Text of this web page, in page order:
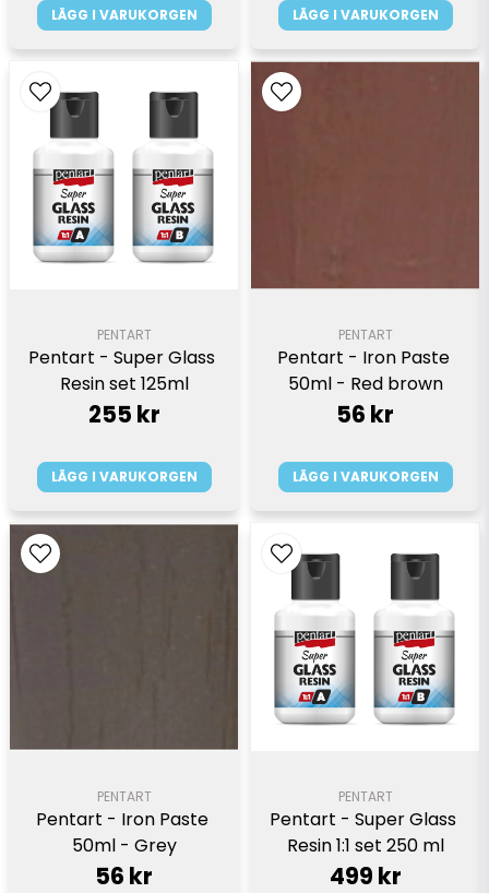
LÄGG I VARUKORGEN LÄGG I VARUKORGEN
PENTART
Pentart - Super Glass
Resin set 125ml
255 kr
LÄGG I VARUKORGEN
PENTART
Pentart - Iron Paste
50ml - Red brown
56 kr
LÄGG I VARUKORGEN
PENTART
Pentart - Iron Paste
50ml - Grey
56 kr
PENTART
Pentart - Super Glass
Resin 1:1 set 250 ml
499 kr